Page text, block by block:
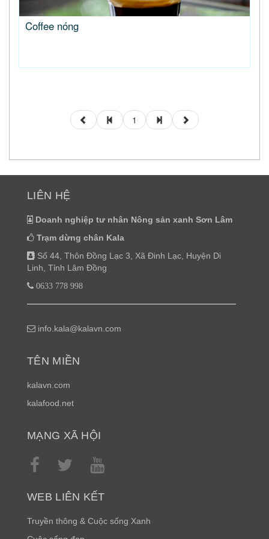
Coffee nóng
1
LIÊN HỆ
Doanh nghiệp tư nhân Nông sản xanh Sơn Lâm
Trạm dừng chân Kala
Số 44, Thôn Đồng Lạc 3, Xã Đinh Lạc, Huyện Di
Linh, Tỉnh Lâm Đồng
0633 778 998
info.kala@kalavn.com
TÊN MIỀN
kalavn.com
kalafood.net
MẠNG XÃ HỘI
WEB LIÊN KẾT
Truyền thông & Cuộc sống Xanh